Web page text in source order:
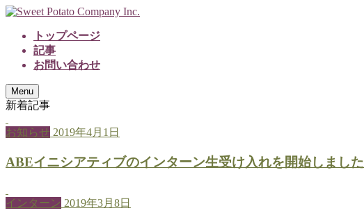
トップページ
記事
お問い合わせ
Menu
新着記事
お知らせ 2019年4月1日
ABEイニシアティブのインターン生受け入れを開始しました
インターン 2019年3月8日